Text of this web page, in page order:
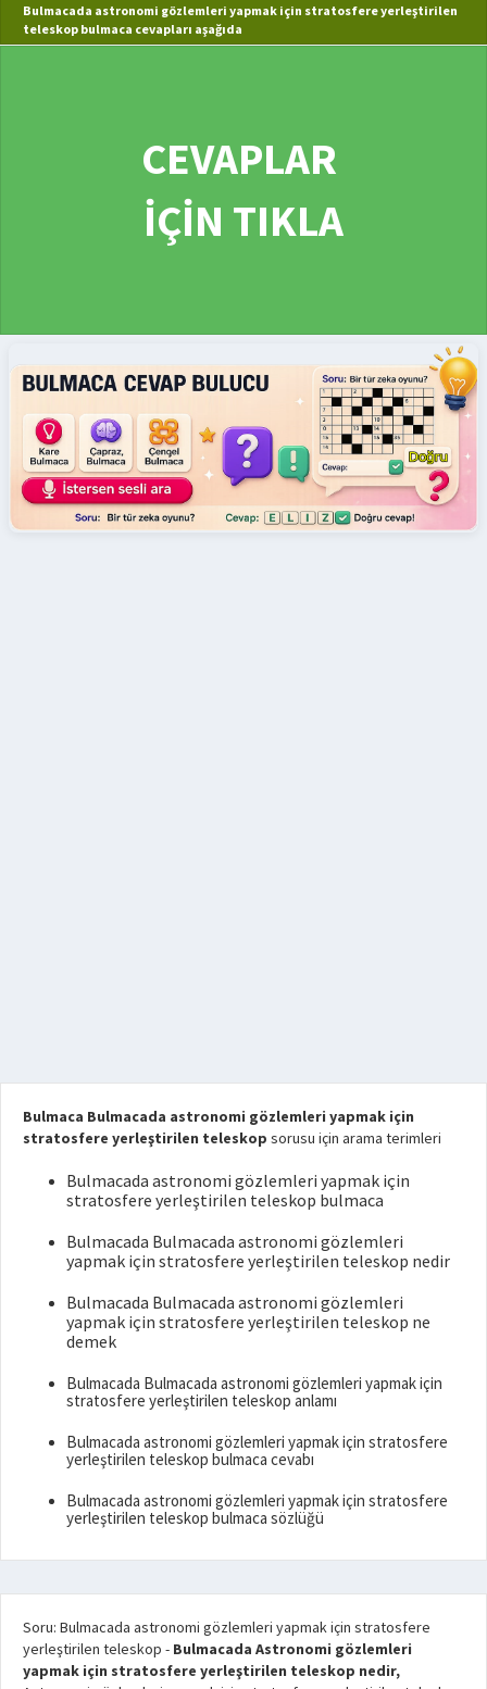
Bulmacada astronomi gözlemleri yapmak için stratosfere yerleştirilen
teleskop bulmaca cevapları aşağıda
CEVAPLAR
İÇİN TIKLA
Bulmaca Bulmacada astronomi gözlemleri yapmak için
stratosfere yerleştirilen teleskop sorusu için arama terimleri
Bulmacada astronomi gözlemleri yapmak için
stratosfere yerleştirilen teleskop bulmaca
Bulmacada Bulmacada astronomi gözlemleri
yapmak için stratosfere yerleştirilen teleskop nedir
Bulmacada Bulmacada astronomi gözlemleri
yapmak için stratosfere yerleştirilen teleskop ne
demek
Bulmacada Bulmacada astronomi gözlemleri yapmak için
stratosfere yerleştirilen teleskop anlamı
Bulmacada astronomi gözlemleri yapmak için stratosfere
yerleştirilen teleskop bulmaca cevabı
Bulmacada astronomi gözlemleri yapmak için stratosfere
yerleştirilen teleskop bulmaca sözlüğü
Soru: Bulmacada astronomi gözlemleri yapmak için stratosfere
yerleştirilen teleskop - Bulmacada Astronomi gözlemleri
yapmak için stratosfere yerleştirilen teleskop nedir,